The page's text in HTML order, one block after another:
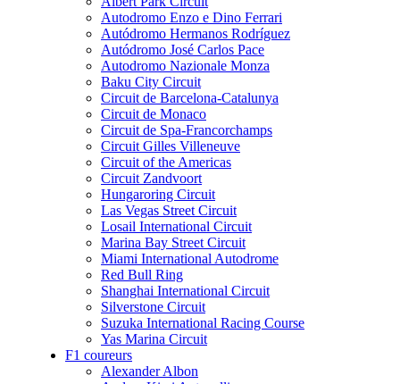
Autodromo Enzo e Dino Ferrari
Autódromo Hermanos Rodríguez
Autódromo José Carlos Pace
Autodromo Nazionale Monza
Baku City Circuit
Circuit de Barcelona-Catalunya
Circuit de Monaco
Circuit de Spa-Francorchamps
Circuit Gilles Villeneuve
Circuit of the Americas
Circuit Zandvoort
Hungaroring Circuit
Las Vegas Street Circuit
Losail International Circuit
Marina Bay Street Circuit
Miami International Autodrome
Red Bull Ring
Shanghai International Circuit
Silverstone Circuit
Suzuka International Racing Course
Yas Marina Circuit
F1 coureurs
Alexander Albon